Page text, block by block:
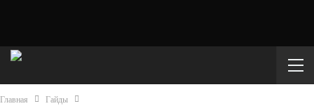
Главная Гайды